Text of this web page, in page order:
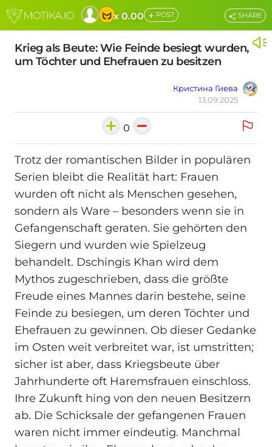
x 0.00 + POST
Krieg als Beute: Wie Feinde besiegt wurden,
um Töchter und Ehefrauen zu besitzen
Кристина Гиева
13.09.2025
SHARE
0
Trotz der romantischen Bilder in populären
Serien bleibt die Realität hart: Frauen
wurden oft nicht als Menschen gesehen,
sondern als Ware – besonders wenn sie in
Gefangenschaft geraten. Sie gehörten den
Siegern und wurden wie Spielzeug
behandelt. Dschingis Khan wird dem
Mythos zugeschrieben, dass die größte
Freude eines Mannes darin bestehe, seine
Feinde zu besiegen, um deren Töchter und
Ehefrauen zu gewinnen. Ob dieser Gedanke
im Osten weit verbreitet war, ist umstritten;
sicher ist aber, dass Kriegsbeute über
Jahrhunderte oft Haremsfrauen einschloss.
Ihre Zukunft hing von den neuen Besitzern
ab. Die Schicksale der gefangenen Frauen
waren nicht immer eindeutig. Manchmal